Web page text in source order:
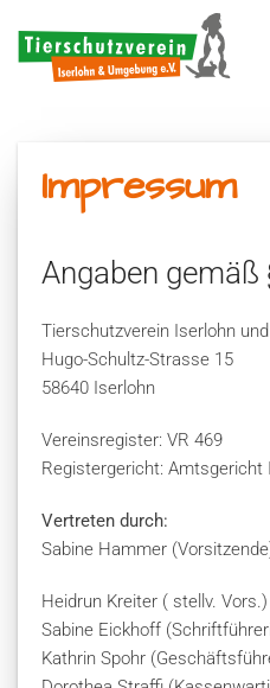
Zum Hauptinhalt springen
Impressum
Angaben gemäß
Tierschutzverein Iserlohn
Hugo-Schultz-Strasse 15
58640 Iserlohn
Vereinsregister: VR 469
Registergericht: Amtsgericht
Vertreten durch:
Sabine Hammer
Heidrun Kreiter ( stellv. Vors.)
Sabine Eickhoff
Kathrin Spohr